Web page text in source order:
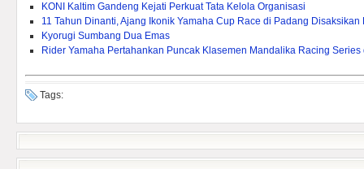
KONI Kaltim Gandeng Kejati Perkuat Tata Kelola Organisasi
11 Tahun Dinanti, Ajang Ikonik Yamaha Cup Race di Padang
Kyorugi Sumbang Dua Emas
Rider Yamaha Pertahankan Puncak Klasemen Mandalika Racing
Tags: